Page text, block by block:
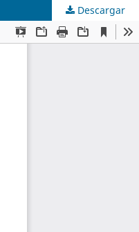
Descargar